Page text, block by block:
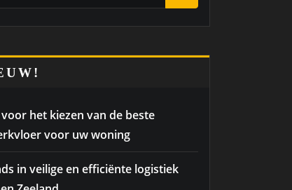
het kiezen van de beste
voor uw woning
in veilige en efficiënte logistiek